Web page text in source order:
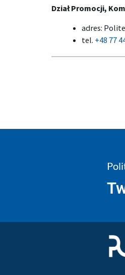
Dział Promocji,
adres:
tel. +48 77